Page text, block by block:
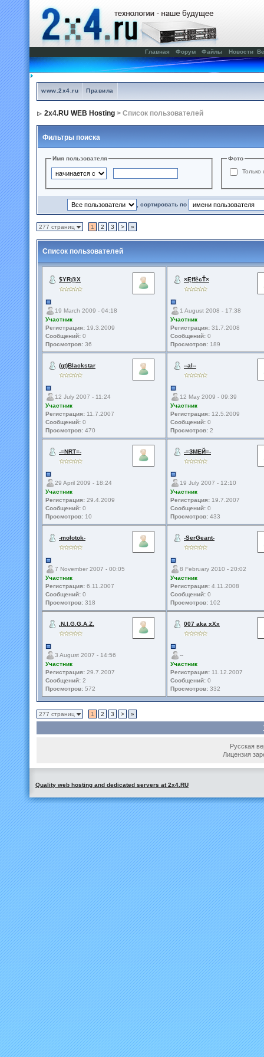
Главная Форум Файлы Новости
www.2x4.ru Правила
2x4.RU WEB Hosting > Список пользователей
Фильтры поиска
Имя пользователя
Фото
Только
, сортировать по
277 страниц 1 2 3 > »
Список пользователей
$YR@X
19 March 2009 - 04:18
Участник
Регистрация: 19.3.2009
Сообщений: 0
Просмотров: 36
×ĘffêcŤ×
1 August 2008 - 17:38
Участник
Регистрация: 31.7.2008
Сообщений: 0
Просмотров: 189
(gt)Blackstar
12 July 2007 - 11:24
Участник
Регистрация: 11.7.2007
Сообщений: 0
Просмотров: 470
--al--
12 May 2009 - 09:39
Участник
Регистрация: 12.5.2009
Сообщений: 0
Просмотров: 2
-=NRT=-
29 April 2009 - 18:24
Участник
Регистрация: 29.4.2009
Сообщений: 0
Просмотров: 10
-=ЗМЕЙ=-
19 July 2007 - 12:10
Участник
Регистрация: 19.7.2007
Сообщений: 0
Просмотров: 433
-molotok-
7 November 2007 - 00:05
Участник
Регистрация: 6.11.2007
Сообщений: 0
Просмотров: 318
-SerGeant-
8 February 2010 - 20:02
Участник
Регистрация: 4.11.2008
Сообщений: 0
Просмотров: 102
.N.I.G.G.A.Z.
3 August 2007 - 14:56
Участник
Регистрация: 29.7.2007
Сообщений: 2
Просмотров: 572
007 aka xXx
--
Участник
Регистрация: 11.12.2007
Сообщений: 0
Просмотров: 332
277 страниц 1 2 3 > »
Русская
Лицензия
Quality web hosting and dedicated servers at 2x4.RU